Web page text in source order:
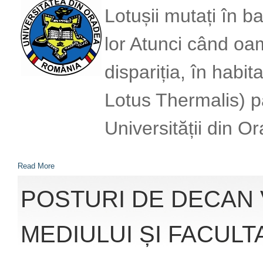
Lotușii mutați în
lor Atunci când
dispariția, în
Lotus Thermalis)
Universității din
Read More
POSTURI DE DECAN
MEDIULUI ȘI